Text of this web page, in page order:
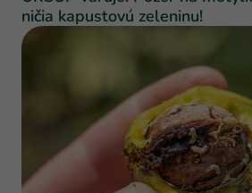
ničia kapustovú zeleninu!